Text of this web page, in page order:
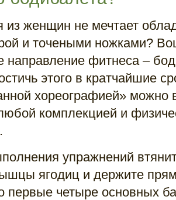
из женщин не мечтает
и точеными ножками?
направление фитнеса –
этого в кратчайшие
хореографией»
комплекцией и
упражнений
ягодиц и держите
первые четыре основных